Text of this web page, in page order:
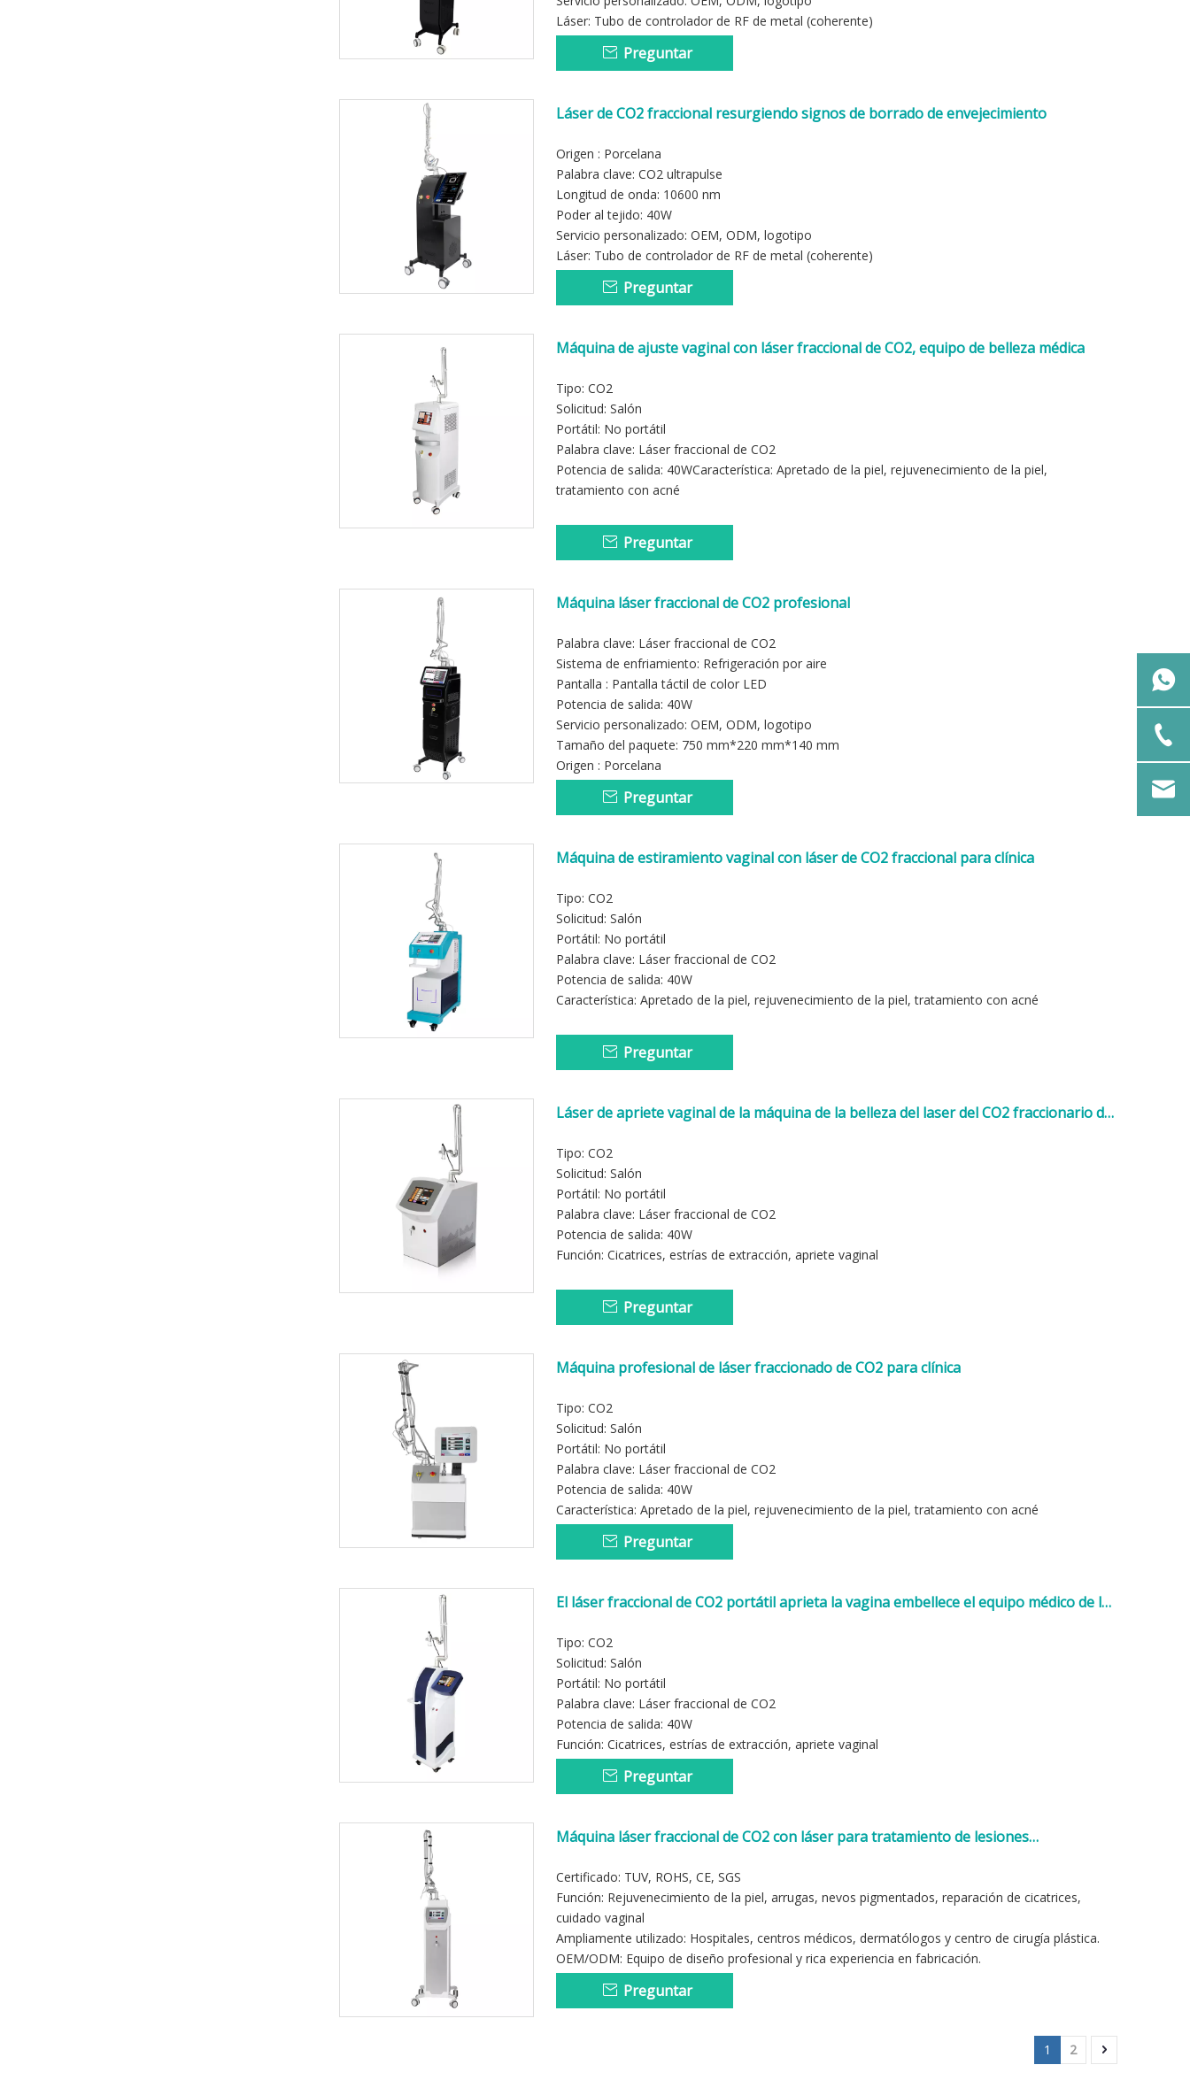
Láser: Tubo de controlador de RF de metal (coherente)
Preguntar
Láser de CO2 fraccional resurgiendo signos de borrado de envejecimiento
Origen : Porcelana
Palabra clave: CO2 ultrapulse
Longitud de onda: 10600 nm
Poder al tejido: 40W
Servicio personalizado: OEM, ODM, logotipo
Láser: Tubo de controlador de RF de metal (coherente)
Preguntar
Máquina de ajuste vaginal con láser fraccional de CO2, equipo de belleza médica
Tipo: CO2
Solicitud: Salón
Portátil: No portátil
Palabra clave: Láser fraccional de CO2
Potencia de salida: 40WCaracterística: Apretado de la piel, rejuvenecimiento de la piel,
tratamiento con acné
Preguntar
Máquina láser fraccional de CO2 profesional
Palabra clave: Láser fraccional de CO2
Sistema de enfriamiento: Refrigeración por aire
Pantalla : Pantalla táctil de color LED
Potencia de salida: 40W
Servicio personalizado: OEM, ODM, logotipo
Tamaño del paquete: 750 mm*220 mm*140 mm
Origen : Porcelana
Preguntar
Máquina de estiramiento vaginal con láser de CO2 fraccional para clínica
Tipo: CO2
Solicitud: Salón
Portátil: No portátil
Palabra clave: Láser fraccional de CO2
Potencia de salida: 40W
Característica: Apretado de la piel, rejuvenecimiento de la piel, tratamiento con acné
Preguntar
Láser de apriete vaginal de la máquina de la belleza del laser del CO2 fraccionario del
Tipo: CO2
Solicitud: Salón
Portátil: No portátil
Palabra clave: Láser fraccional de CO2
Potencia de salida: 40W
Función: Cicatrices, estrías de extracción, apriete vaginal
Preguntar
Máquina profesional de láser fraccionado de CO2 para clínica
Tipo: CO2
Solicitud: Salón
Portátil: No portátil
Palabra clave: Láser fraccional de CO2
Potencia de salida: 40W
Característica: Apretado de la piel, rejuvenecimiento de la piel, tratamiento con acné
Preguntar
El láser fraccional de CO2 portátil aprieta la vagina embellece el equipo médico de la
Tipo: CO2
Solicitud: Salón
Portátil: No portátil
Palabra clave: Láser fraccional de CO2
Potencia de salida: 40W
Función: Cicatrices, estrías de extracción, apriete vaginal
Preguntar
Máquina láser fraccional de CO2 con láser para tratamiento de lesiones
Certificado: TUV, ROHS, CE, SGS
Función: Rejuvenecimiento de la piel, arrugas, nevos pigmentados, reparación de cicatrices,
cuidado vaginal
Ampliamente utilizado: Hospitales, centros médicos, dermatólogos y centro de cirugía plástica.
OEM/ODM: Equipo de diseño profesional y rica experiencia en fabricación.
Preguntar
1 2